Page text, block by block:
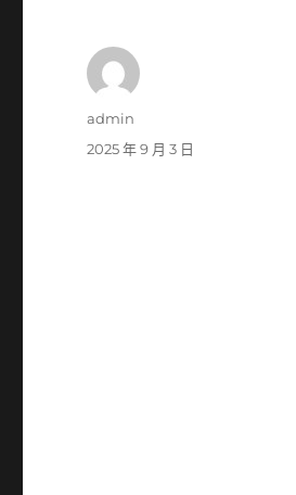
作
admin
發
2025 年 9 月 3 日